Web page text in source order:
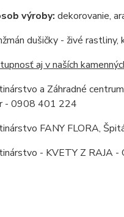
výroby: dekorovanie,
dušičky - živé
aj v naších
a Záhradné
- 0908 401 224
FANY FLORA,
- KVETY Z RAJA -